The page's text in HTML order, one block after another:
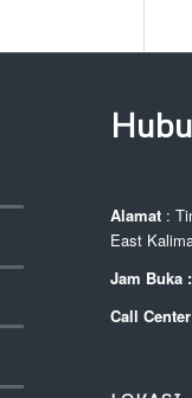
Alamat :
East
Jam Buka
Call